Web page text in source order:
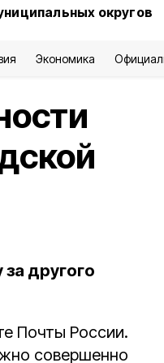
округов
Экономика
другого
Почты России.
совершенно